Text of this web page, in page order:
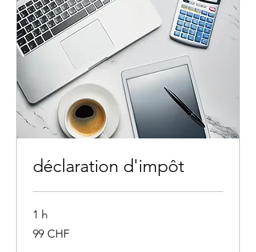
déclaration d'impôt
1 h
99
francs
99 CHF